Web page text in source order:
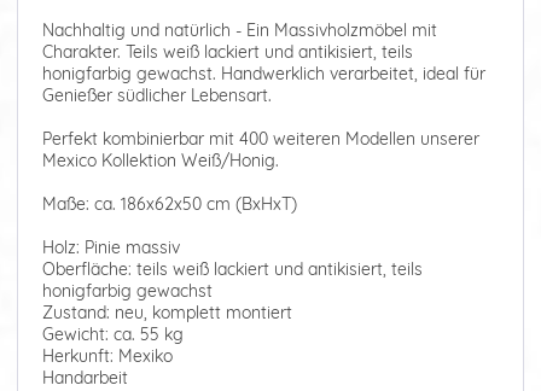
Nachhaltig und natürlich - Ein Massivholzmöbel mit
Charakter. Teils weiß lackiert und antikisiert, teils
honigfarbig gewachst. Handwerklich verarbeitet, ideal für
Genießer südlicher Lebensart.
Perfekt kombinierbar mit 400 weiteren Modellen unserer
Mexico Kollektion Weiß/Honig.
Maße: ca. 186x62x50 cm (BxHxT)
Holz: Pinie massiv
Oberfläche: teils weiß lackiert und antikisiert, teils
honigfarbig gewachst
Zustand: neu, komplett montiert
Gewicht: ca. 55 kg
Herkunft: Mexiko
Handarbeit